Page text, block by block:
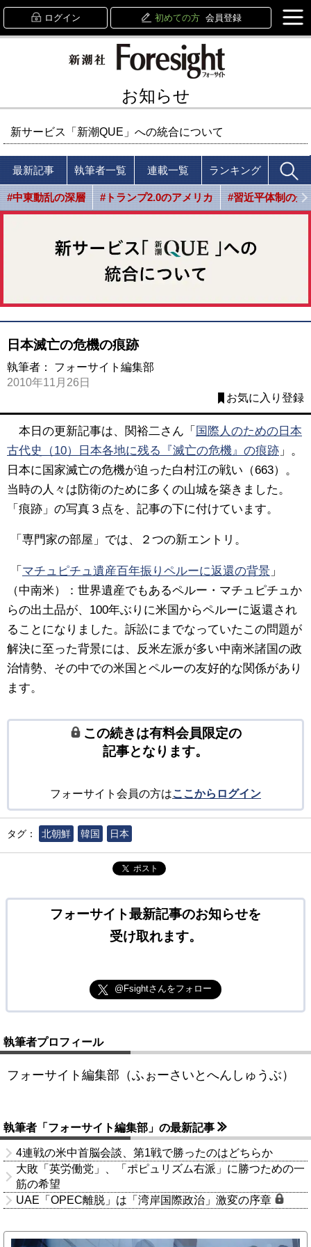
ログイン 初めての方 会員登録
お知らせ
新サービス「新潮QUE」への統合について
最新記事 執筆者一覧 連載一覧 ランキング
#中東動乱の深層 #トランプ2.0のアメリカ #習近平体制の光
日本滅亡の危機の痕跡
執筆者： フォーサイト編集部
2010年11月26日
お気に入り登録
本日の更新記事は、関裕二さん「 国際人のための日本
古代史（10）日本各地に残る『滅亡の危機』の痕跡 」。
日本に国家滅亡の危機が迫った白村江の戦い（663）。
当時の人々は防衛のために多くの山城を築きました。
「痕跡」の写真３点を、記事の下に付けています。
「専門家の部屋」では、２つの新エントリ。
「 マチュピチュ遺産百年振りペルーに返還の背景 」
（中南米）：世界遺産でもあるペルー・マチュピチュか
らの出土品が、100年ぶりに米国からペルーに返還され
ることになりました。訴訟にまでなっていたこの問題が
解決に至った背景には、反米左派が多い中南米諸国の政
治情勢、その中での米国とペルーの友好的な関係があり
ます。
この続きは有料会員限定の
記事となります。
フォーサイト会員の方はここからログイン
タグ： 北朝鮮 韓国 日本
ポスト
フォーサイト最新記事のお知らせを
受け取れます。
@Fsightさんをフォロー
執筆者プロフィール
フォーサイト編集部（ふぉーさいとへんしゅうぶ）
執筆者「フォーサイト編集部」の最新記事
4連戦の米中首脳会談、第1戦で勝ったのはどちらか
大敗「英労働党」、「ポピュリズム右派」に勝つための一
筋の希望
UAE「OPEC離脱」は「湾岸国際政治」激変の序章